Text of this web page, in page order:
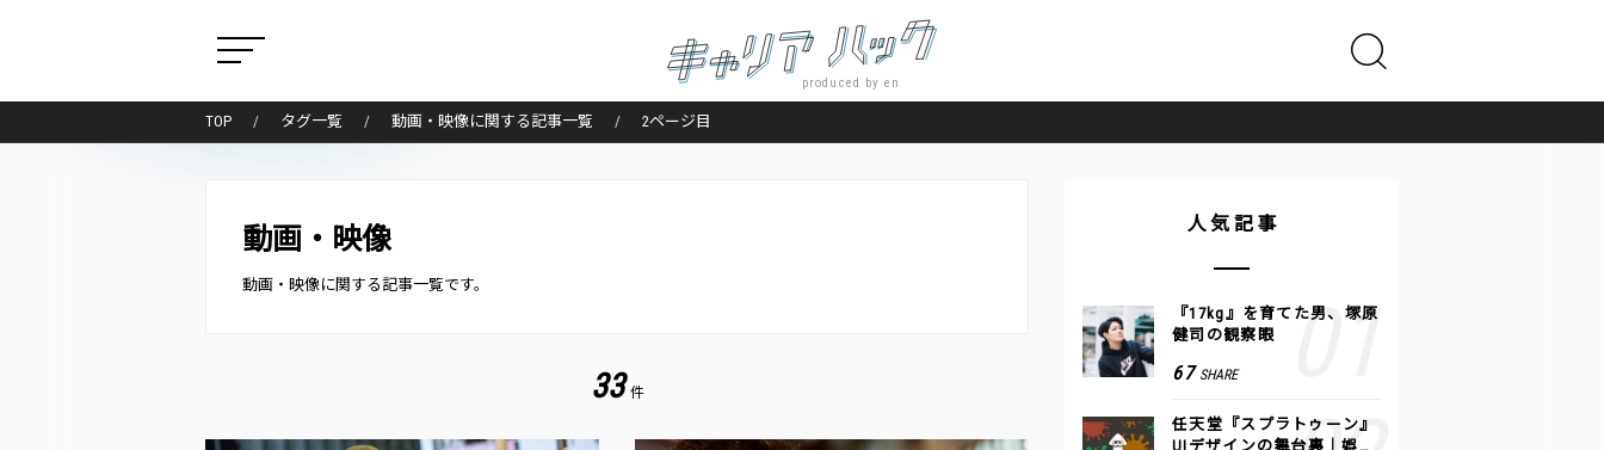
produced by en
TOP タグ一覧 動画・映像に関する記事一覧 2ページ目
動画・映像
動画・映像に関する記事一覧です。
33 件
人気記事
『17kg』を育てた男、塚原
健司の観察眼
67 SHARE
任天堂『スプラトゥーン』
UIデザインの舞台裏｜娯楽